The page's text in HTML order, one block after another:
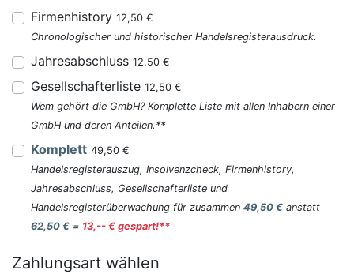
Firmenhistory 12,50 €
Chronologischer und historischer Handelsregisterausdruck.
Jahresabschluss 12,50 €
Gesellschafterliste 12,50 €
Wem gehört die GmbH? Komplette Liste mit allen Inhabern einer
GmbH und deren Anteilen.**
Komplett 49,50 €
Handelsregisterauszug, Insolvenzcheck, Firmenhistory,
Jahresabschluss, Gesellschafterliste und
Handelsregisterüberwachung für zusammen 49,50 € anstatt
62,50 € = 13,-- € gespart!**
Zahlungsart wählen